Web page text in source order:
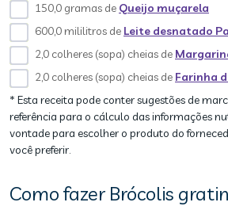
150,0 gramas de Queijo muçarela
600,0 mililitros de Leite desnatado
2,0 colheres (sopa) cheias de
2,0 colheres (sopa) cheias de Farinha
* Esta receita pode conter sugestões de
referência para o cálculo das informações
vontade para escolher o produto do
você preferir.
Como fazer Brócolis